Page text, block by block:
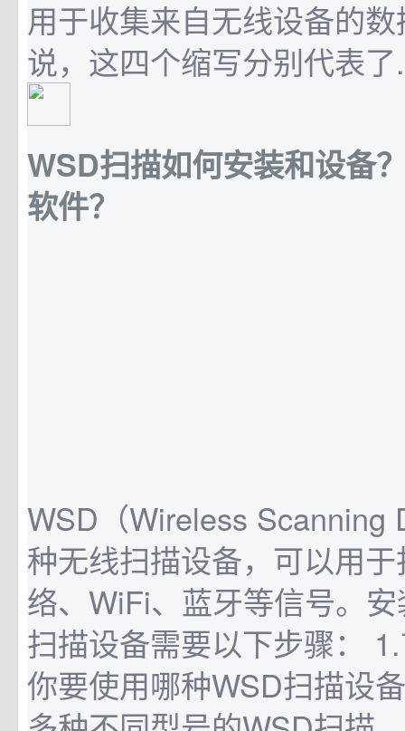
用于收集来自无线设备的
说，这四个缩写分别代表
WSD扫描如何安装和设备
软件？
WSD（Wireless Scanning
种无线扫描设备，可以用
络、WiFi、蓝牙等信号。
扫描设备需要以下步骤：
你要使用哪种WSD扫描设